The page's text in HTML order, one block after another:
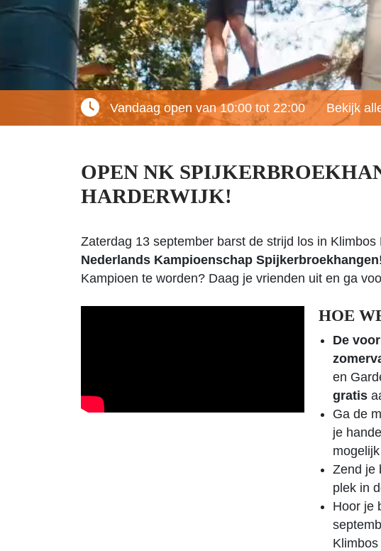
Vandaag open van 10:00 tot 22:00 Bekijk
OPEN NK
HARDERWIJK!
Zaterdag 13 september barst de strijd los in
Nederlands Kampioenschap Spijkerbroekhangen
Kampioen te worden? Daag je vrienden uit en ga
HOE
De
en
gratis
Ga de
je
Zend je
plek in
Hoor je